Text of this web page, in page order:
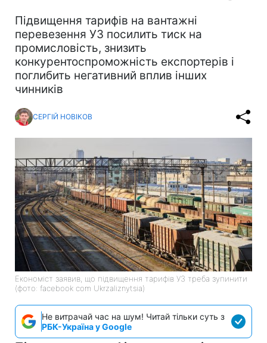
Підвищення тарифів на вантажні
перевезення УЗ посилить тиск на
промисловість, знизить
конкурентоспроможність експортерів і
поглибить негативний вплив інших
чинників
СЕРГІЙ НОВІКОВ
Економіст заявив, що підвищення тарифів УЗ треба зупинити
(фото: facebook com Ukrzaliznytsia)
Не витрачай час на шум! Читай тільки суть з
РБК-Україна у Google